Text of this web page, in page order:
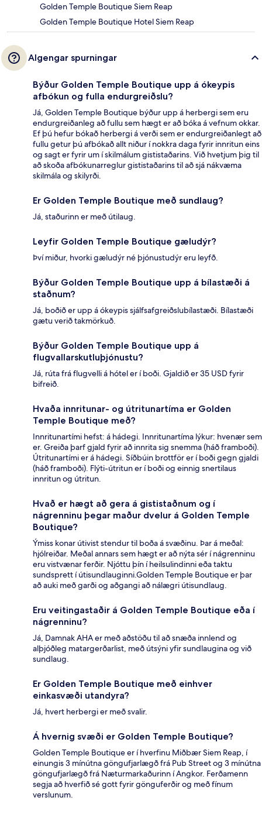
Golden Temple Boutique Siem Reap
Golden Temple Boutique Hotel Siem Reap
Algengar spurningar
Býður Golden Temple Boutique upp á ókeypis
afbókun og fulla endurgreiðslu?
Já, Golden Temple Boutique býður upp á herbergi sem eru
endurgreiðanleg að fullu sem hægt er að bóka á vefnum okkar.
Ef þú hefur bókað herbergi á verði sem er endurgreiðanlegt að
fullu getur þú afbókað allt niður í nokkra daga fyrir innritun eins
og sagt er fyrir um í skilmálum gististaðarins. Við hvetjum þig til
að skoða afbókunarreglur gististaðarins til að sjá nákvæma
skilmála og skilyrði.
Er Golden Temple Boutique með sundlaug?
Já, staðurinn er með útilaug.
Leyfir Golden Temple Boutique gæludýr?
Því miður, hvorki gæludýr né þjónustudýr eru leyfð.
Býður Golden Temple Boutique upp á bílastæði á
staðnum?
Já, boðið er upp á ókeypis sjálfsafgreiðslubílastæði. Bílastæði
gætu verið takmörkuð.
Býður Golden Temple Boutique upp á
flugvallarskutluþjónustu?
Já, rúta frá flugvelli á hótel er í boði. Gjaldið er 35 USD fyrir
bifreið.
Hvaða innritunar- og útritunartíma er Golden
Temple Boutique með?
Innritunartími hefst: á hádegi. Innritunartíma lýkur: hvenær sem
er. Greiða þarf gjald fyrir að innrita sig snemma (háð framboði).
Útritunartími er á hádegi. Síðbúin brottför er í boði gegn gjaldi
(háð framboði). Flýti-útritun er í boði og einnig snertilaus
innritun og útritun.
Hvað er hægt að gera á gististaðnum og í
nágrenninu þegar maður dvelur á Golden Temple
Boutique?
Ýmiss konar útivist stendur til boða á svæðinu. Þar á meðal:
hjólreiðar. Meðal annars sem hægt er að nýta sér í nágrenninu
eru vistvænar ferðir. Njóttu þín í heilsulindinni eða taktu
sundsprett í útisundlauginni.Golden Temple Boutique er þar
að auki með garði og aðgangi að nálægri útisundlaug.
Eru veitingastaðir á Golden Temple Boutique eða í
nágrenninu?
Já, Damnak AHA er með aðstöðu til að snæða innlend og
alþjóðleg matargerðarlist, með útsýni yfir sundlaugina og við
sundlaug.
Er Golden Temple Boutique með einhver
einkasvæði utandyra?
Já, hvert herbergi er með svalir.
Á hvernig svæði er Golden Temple Boutique?
Golden Temple Boutique er í hverfinu Miðbær Siem Reap, í
einungis 3 mínútna göngufjarlægð frá Pub Street og 3 mínútna
göngufjarlægð frá Næturmarkaðurinn í Angkor. Ferðamenn
segja að hverfið sé gott fyrir gönguferðir og með fínum
verslunum.